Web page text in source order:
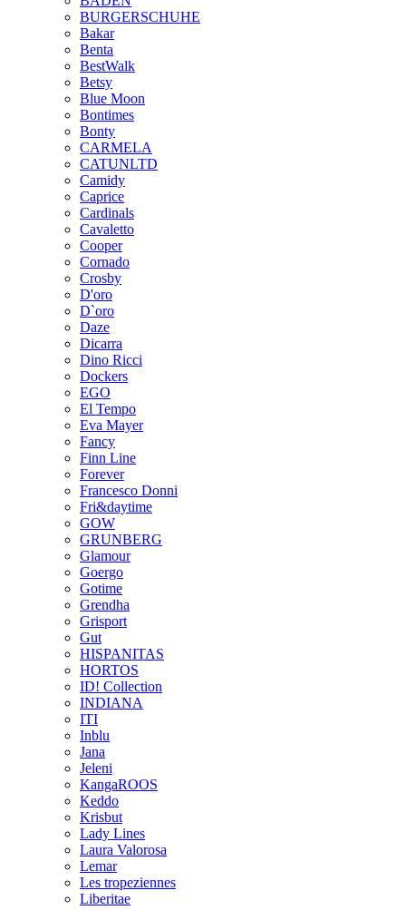
BURGERSCHUHE
Bakar
Benta
BestWalk
Betsy
Blue Moon
Bontimes
Bonty
CARMELA
CATUNLTD
Camidy
Caprice
Cardinals
Cavaletto
Cooper
Cornado
Crosby
D'oro
D`oro
Daze
Dicarra
Dino Ricci
Dockers
EGO
El Tempo
Eva Mayer
Fancy
Finn Line
Forever
Francesco Donni
Fri&daytime
GOW
GRUNBERG
Glamour
Goergo
Gotime
Grendha
Grisport
Gut
HISPANITAS
HORTOS
ID! Collection
INDIANA
ITI
Inblu
Jana
Jeleni
KangaROOS
Keddo
Krisbut
Lady Lines
Laura Valorosa
Lemar
Les tropeziennes
Liberitae